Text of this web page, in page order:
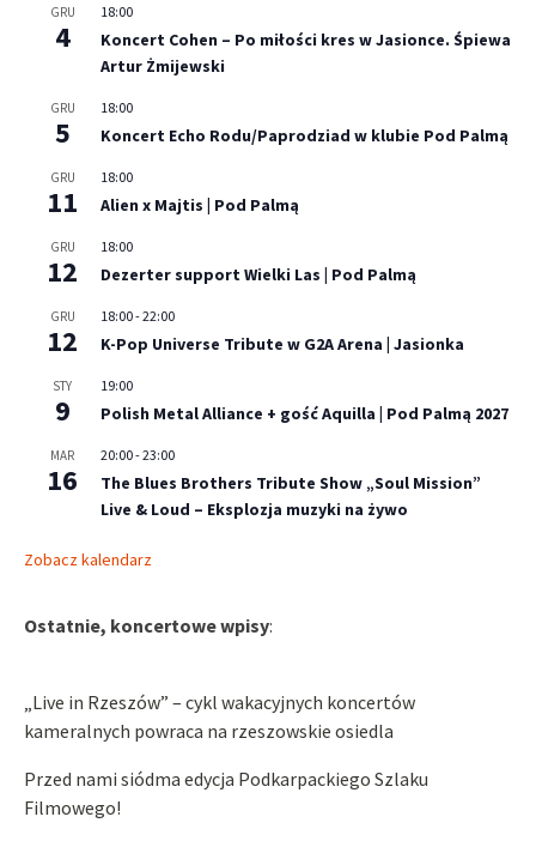
GRU
4
18:00
Koncert Cohen – Po miłości kres w Jasionce. Śpiewa
Artur Żmijewski
GRU
5
18:00
Koncert Echo Rodu/Paprodziad w klubie Pod Palmą
GRU
11
18:00
Alien x Majtis | Pod Palmą
GRU
12
18:00
Dezerter support Wielki Las | Pod Palmą
GRU
12
18:00-22:00
K-Pop Universe Tribute w G2A Arena | Jasionka
STY
9
19:00
Polish Metal Alliance + gość Aquilla | Pod Palmą 2027
MAR
16
20:00-23:00
The Blues Brothers Tribute Show „Soul Mission”
Live & Loud – Eksplozja muzyki na żywo
Zobacz kalendarz
Ostatnie, koncertowe wpisy:
„Live in Rzeszów” – cykl wakacyjnych koncertów
kameralnych powraca na rzeszowskie osiedla
Przed nami siódma edycja Podkarpackiego Szlaku
Filmowego!